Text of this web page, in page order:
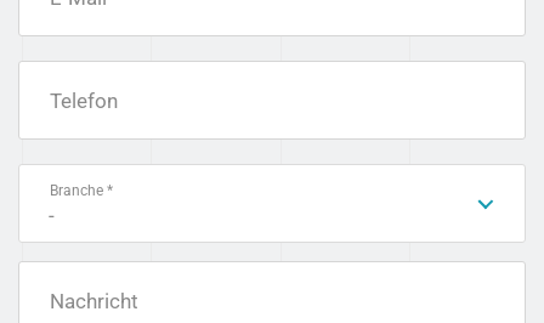
Telefon
Branche *
-
Nachricht